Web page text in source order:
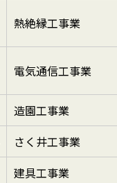
熱絶縁工事業
電気通信工事業
造園工事業
さく井工事業
建具工事業